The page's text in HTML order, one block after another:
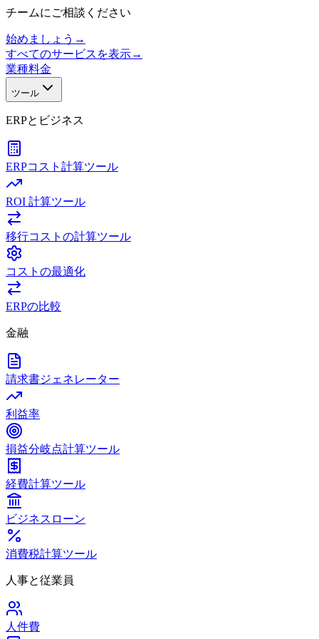
チームにご相談ください
始めましょう →
すべてのサービスを表示→
業種料金
ツール
ERPとビジネス
ERPコスト計算ツール
ROI 計算ツール
移行コストの計算ツール
コストの最適化
ERPの比較
金融
請求書ジェネレーター
利益率
損益分岐点計算ツール
経費計算ツール
ビジネスローン
消費税計算ツール
人事と従業員
人件費